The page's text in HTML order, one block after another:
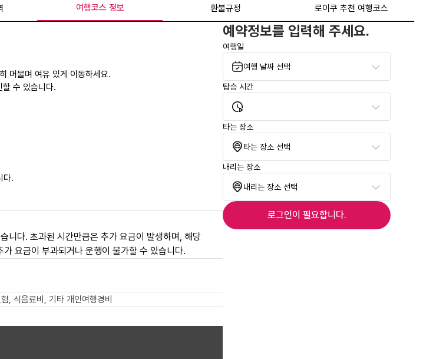
여행코스 정보 환불규정 로이쿠 추천 여행코스
머물며 여유 있게 이동하세요.
할 수 있습니다.
다.
니다. 초과된 시간만큼은 추가 요금이 발생하며, 해당
요금이 부과되거나 운행이 불가할 수 있습니다.
, 식음료비, 기타 개인여행경비
예약정보를 입력해 주세요.
여행일
여행 날짜 선택
탑승 시간
타는 장소
타는 장소 선택
내리는 장소
내리는 장소 선택
로그인이 필요합니다.